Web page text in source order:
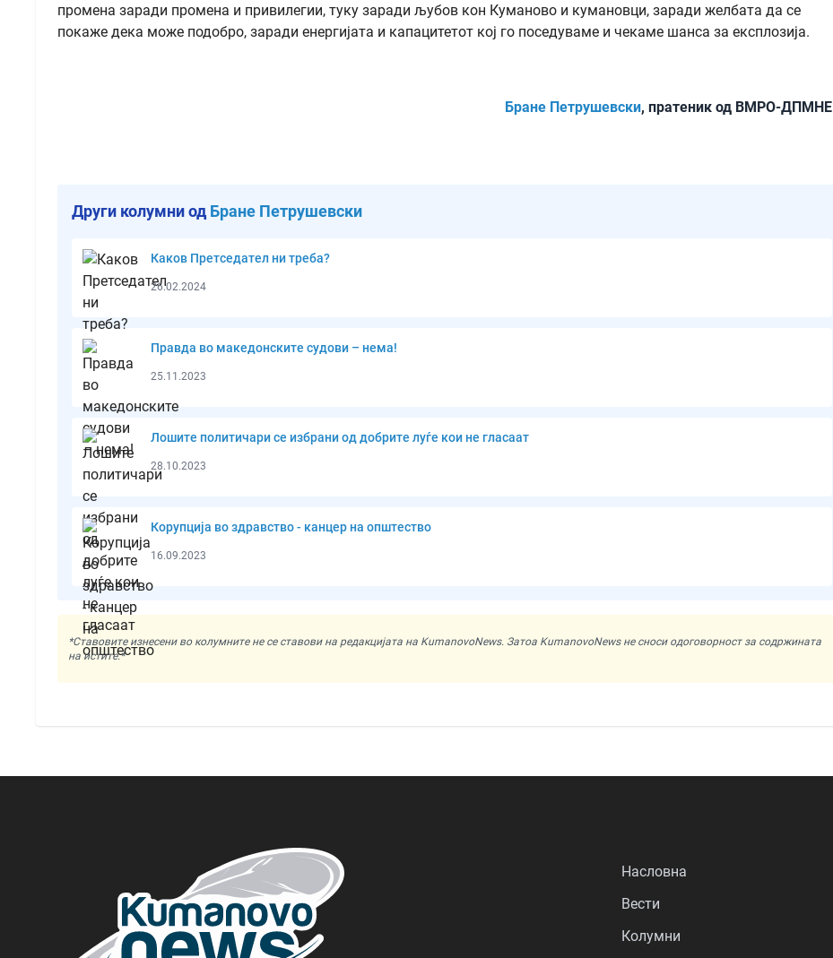
промена заради промена и привилегии, туку заради љубов кон Куманово и кумановци, заради желбата да се
покаже дека може подобро, заради енергијата и капацитетот кој го поседуваме и чекаме шанса за експлозија.
Бране Петрушевски, пратеник од ВМРО-ДПМНЕ
Други колумни од Бране Петрушевски
Каков Претседател ни треба?
26.02.2024
Правда во македонските судови – нема!
25.11.2023
Лошите политичари се избрани од добрите луѓе кои не гласаат
28.10.2023
Корупција во здравство - канцер на општество
16.09.2023
*Ставовите изнесени во колумните не се ставови на редакцијата на KumanovoNews. Затоа KumanovoNews не сноси одоговорност за содржината
на истите.*
Насловна
Вести
Колумни